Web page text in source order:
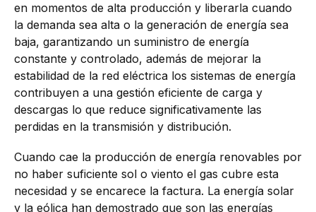
en momentos de alta producción y liberarla cuando
la demanda sea alta o la generación de energía sea
baja, garantizando un suministro de energía
constante y controlado, además de mejorar la
estabilidad de la red eléctrica los sistemas de energía
contribuyen a una gestión eficiente de carga y
descargas lo que reduce significativamente las
perdidas en la transmisión y distribución.
Cuando cae la producción de energía renovables por
no haber suficiente sol o viento el gas cubre esta
necesidad y se encarece la factura. La energía solar
y la eólica han demostrado que son las energías